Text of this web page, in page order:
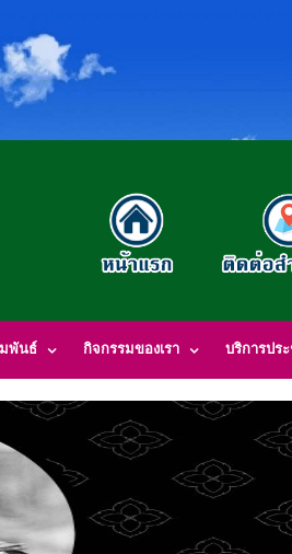
พันธ์ กิจกรรมของเรา บริการปร